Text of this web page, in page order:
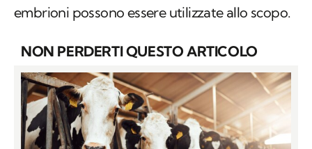
embrioni possono essere utilizzate allo scopo.
NON PERDERTI QUESTO ARTICOLO